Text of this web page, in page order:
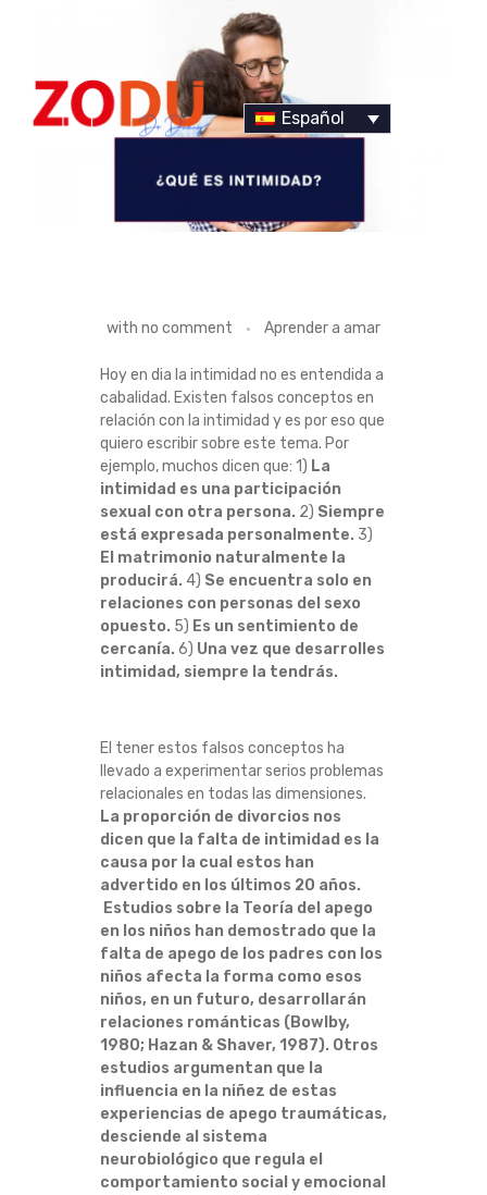
Español
with no comment Aprender a amar
Hoy en dia la intimidad no es entendida a
cabalidad. Existen falsos conceptos en
relación con la intimidad y es por eso que
quiero escribir sobre este tema. Por
ejemplo, muchos dicen que: 1) La
intimidad es una participación
sexual con otra persona. 2) Siempre
está expresada personalmente. 3)
El matrimonio naturalmente la
producirá. 4) Se encuentra solo en
relaciones con personas del sexo
opuesto. 5) Es un sentimiento de
cercanía. 6) Una vez que desarrolles
intimidad, siempre la tendrás.
El tener estos falsos conceptos ha
llevado a experimentar serios problemas
relacionales en todas las dimensiones.
La proporción de divorcios nos
dicen que la falta de intimidad es la
causa por la cual estos han
advertido en los últimos 20 años.
Estudios sobre la Teoría del apego
en los niños han demostrado que la
falta de apego de los padres con los
niños afecta la forma como esos
niños, en un futuro, desarrollarán
relaciones románticas (Bowlby,
1980; Hazan & Shaver, 1987). Otros
estudios argumentan que la
influencia en la niñez de estas
experiencias de apego traumáticas,
desciende al sistema
neurobiológico que regula el
comportamiento social y emocional